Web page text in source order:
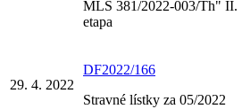
MLS 381/2022-003/Th" II.
etapa
29. 4. 2022
DF2022/166
Stravné lístky za 05/2022